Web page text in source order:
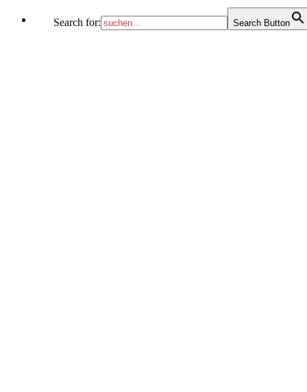
Search for: Search Button